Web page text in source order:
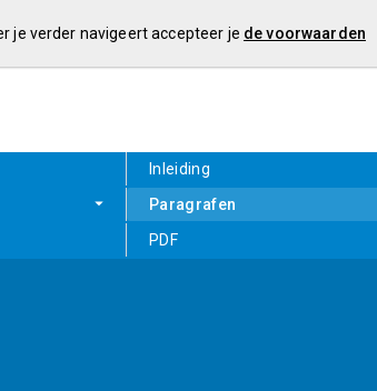
je verder navigeert accepteer je de voorwaarden
Inleiding
Paragrafen
PDF